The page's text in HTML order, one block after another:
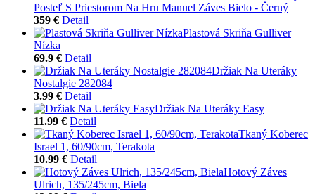
Posteľ S Priestorom Na Hru Manuel Záves Bielo - Černý
359 € Detail
Plastová Skriňa Gulliver
Nízka
69.9 € Detail
Držiak Na Uteráky
Nostalgie 282084
3.99 € Detail
Držiak Na Uteráky Easy
11.99 € Detail
Tkaný Koberec
Israel 1, 60/90cm, Terakota
10.99 € Detail
Hotový Záves
Ulrich, 135/245cm, Biela